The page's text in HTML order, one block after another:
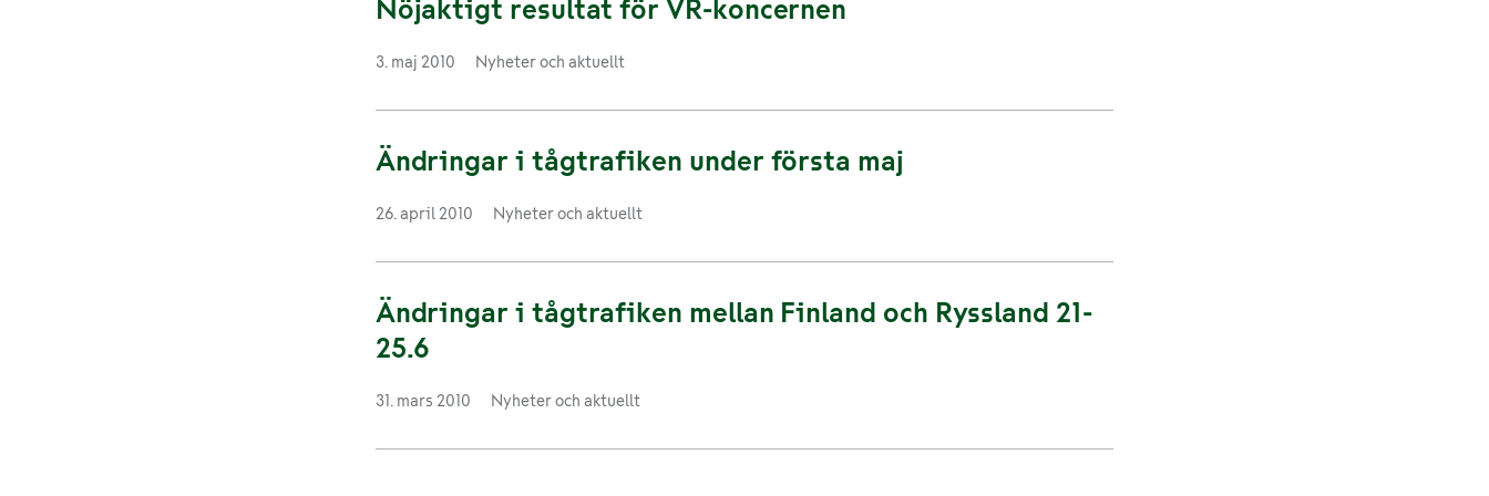
Nöjaktigt resultat för VR-koncernen
3. maj 2010 Nyheter och aktuellt
Ändringar i tågtrafiken under första maj
26. april 2010 Nyheter och aktuellt
Ändringar i tågtrafiken mellan Finland och Ryssland 21-
25.6
31. mars 2010 Nyheter och aktuellt